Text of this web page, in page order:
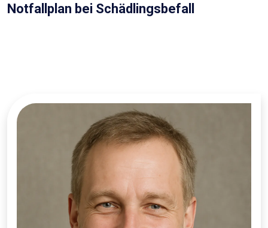
Notfallplan bei Schädlingsbefall